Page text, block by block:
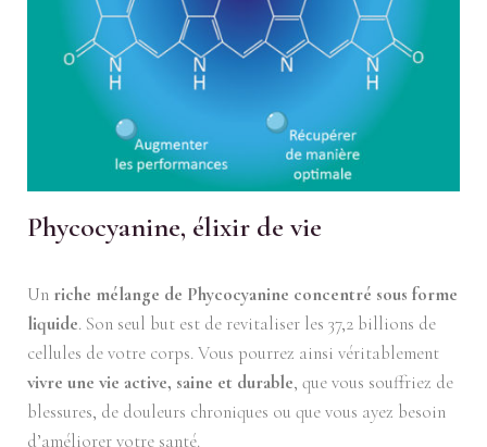
Phycocyanine, élixir de vie
Un riche mélange de Phycocyanine concentré sous forme
liquide. Son seul but est de revitaliser les 37,2 billions de
cellules de votre corps. Vous pourrez ainsi véritablement
vivre une vie active, saine et durable, que vous souffriez de
blessures, de douleurs chroniques ou que vous ayez besoin
d’améliorer votre santé.